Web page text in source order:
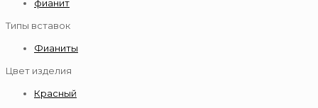
фианит
Типы вставок
Фианиты
Цвет изделия
Красный